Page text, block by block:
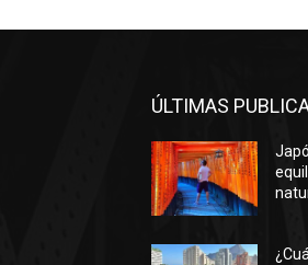
ÚLTIMAS